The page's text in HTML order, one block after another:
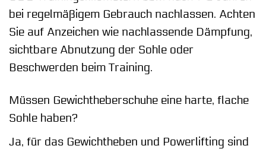
bei regelmäßigem Gebrauch nachlassen. Achten
Sie auf Anzeichen wie nachlassende Dämpfung,
sichtbare Abnutzung der Sohle oder
Beschwerden beim Training.
Müssen Gewichtheberschuhe eine harte, flache
Sohle haben?
Ja, für das Gewichtheben und Powerlifting sind